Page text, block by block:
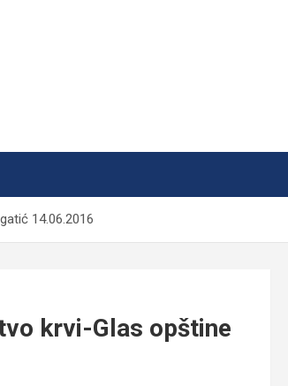
14.06.2016
krvi-Glas opštine